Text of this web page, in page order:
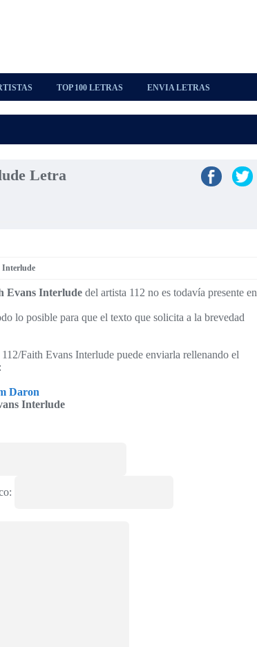
TOP 100 LETRAS ENVIA LETRAS
Letra
Interlude
Evans Interlude del artista 112 no es todavía presente en
lo posible para que el texto que solicita a la brevedad
Faith Evans Interlude puede enviarla rellenando el
Daron
Interlude